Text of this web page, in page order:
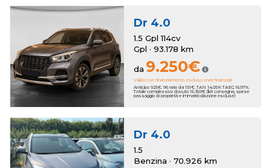
Dr 4.0
1.5 Gpl 114cv
Gpl · 93.178 km
da 9.250€
Valido con finanziamento, escluso oneri finanziari
Anticipo 925€. 96 rate da 151€. TAN 14.05% TAEG 16.97%.
Totale complessivo dovuto 16.369€ (kit consegna, spese
passaggio di proprietà e immatricolazione escluse)
Dr 4.0
1.5
Benzina · 70.926 km